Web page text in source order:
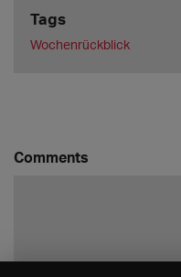
Tags
Wochenrückblick
Comments